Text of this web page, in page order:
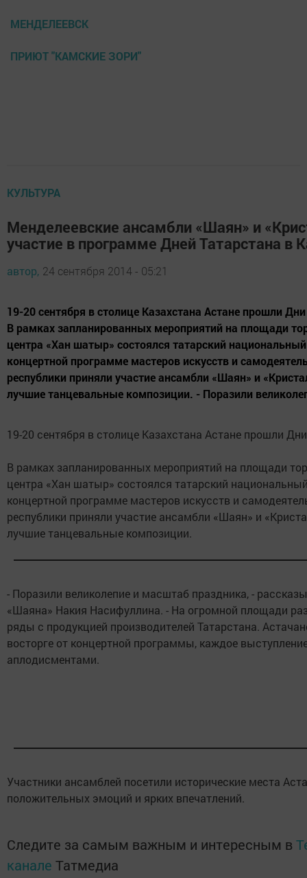
МЕНДЕЛЕЕВСК
ПРИЮТ "КАМСКИЕ ЗОРИ"
КУЛЬТУРА
Менделеевские ансамбли «Шаян» и
участие в программе Дней Татарстана в
автор, 24 сентября 2014 - 05:21
19-20 сентября в столице Казахстана Астане прошли
В рамках запланированных мероприятий на площади
центра «Хан шатыр» состоялся татарский
концертной программе мастеров искусств и
республики приняли участие ансамбли «Шаян» и
лучшие танцевальные композиции. - Поразили
19-20 сентября в столице Казахстана Астане прошли
В рамках запланированных мероприятий на площади
центра «Хан шатыр» состоялся татарский
концертной программе мастеров искусств и
республики приняли участие ансамбли «Шаян» и
лучшие танцевальные композиции.
- Поразили великолепие и масштаб праздника, -
«Шаяна» Накия Насифуллина. - На огромной площади
ряды с продукцией производителей Татарстана.
восторге от концертной программы, каждое
аплодисментами.
Участники ансамблей посетили исторические места
положительных эмоций и ярких впечатлений.
Следите за самым важным и интересным в
канале Татмедиа